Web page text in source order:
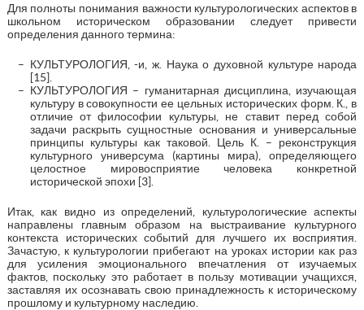
Для полноты понимания важности культурологических аспектов в
школьном историческом образовании следует привести
определения данного термина:
КУЛЬТУРОЛОГИЯ, -и, ж. Наука о духовной культуре народа
[15].
КУЛЬТУРОЛОГИЯ – гуманитарная дисциплина, изучающая
культуру в совокупности ее цельных исторических форм. К., в
отличие от философии культуры, не ставит перед собой
задачи раскрыть сущностные основания и универсальные
принципы культуры как таковой. Цель К. – реконструкция
культурного универсума (картины мира), определяющего
целостное мировосприятие человека конкретной
исторической эпохи [3].
Итак, как видно из определений, культурологические аспекты
направлены главным образом на выстраивание культурного
контекста исторических событий для лучшего их восприятия.
Зачастую, к культурологии прибегают на уроках истории как раз
для усиления эмоционального впечатления от изучаемых
фактов, поскольку это работает в пользу мотивации учащихся,
заставляя их осознавать свою принадлежность к историческому
прошлому и культурному наследию.